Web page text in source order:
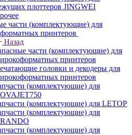
плоттеров JINGWEI
части (комплектующие) для
принтеров
Назад
части (комплектующие) для
принтеров
головки и декодеры для
принтеров
(комплектующие) для
(комплектующие) для LETOP
(комплектующие) для
(комплектующие) для